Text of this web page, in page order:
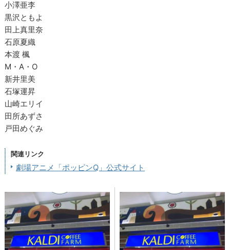
小澤亜李
黒沢ともよ
田上真里奈
石原夏織
本渡 楓
M・A・O
新井里美
石塚運昇
山崎エリイ
田所あずさ
戸田めぐみ
関連リンク
劇場アニメ「ポッピンQ」公式サイト